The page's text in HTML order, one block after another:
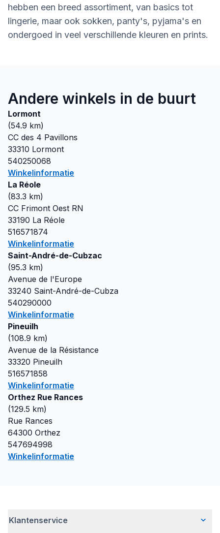
hebben een breed assortiment, van basics tot
lingerie, maar ook sokken, panty's, pyjama's en
ondergoed in veel verschillende kleuren en prints.
Andere winkels in de buurt
Lormont
(54.9 km)
CC des 4 Pavillons
33310 Lormont
540250068
Winkelinformatie
La Réole
(83.3 km)
CC Frimont Oest RN
33190 La Réole
516571874
Winkelinformatie
Saint-André-de-Cubzac
(95.3 km)
Avenue de l'Europe
33240 Saint-André-de-Cubza
540290000
Winkelinformatie
Pineuilh
(108.9 km)
Avenue de la Résistance
33320 Pineuilh
516571858
Winkelinformatie
Orthez Rue Rances
(129.5 km)
Rue Rances
64300 Orthez
547694998
Winkelinformatie
Klantenservice